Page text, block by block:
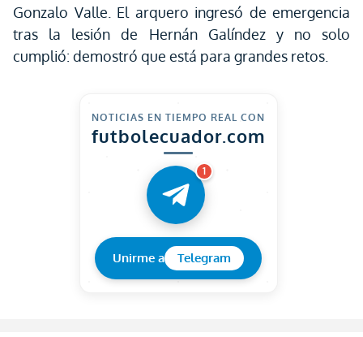
Gonzalo Valle. El arquero ingresó de emergencia
tras la lesión de Hernán Galíndez y no solo
cumplió: demostró que está para grandes retos.
NOTICIAS EN TIEMPO REAL CON
futbolecuador.com
1
Unirme a Telegram